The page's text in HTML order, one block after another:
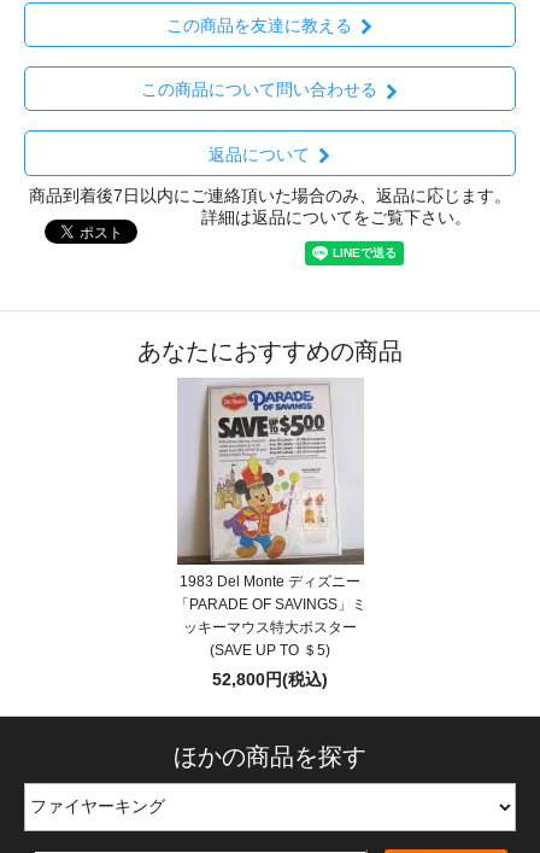
この商品を友達に教える
この商品について問い合わせる
返品について
商品到着後7日以内にご連絡頂いた場合のみ、返品に応じます。
詳細は返品についてをご覧下さい。
あなたにおすすめの商品
1983 Del Monte ディズニー
「PARADE OF SAVINGS」ミ
ッキーマウス特大ポスター
(SAVE UP TO ＄5)
52,800円(税込)
ほかの商品を探す